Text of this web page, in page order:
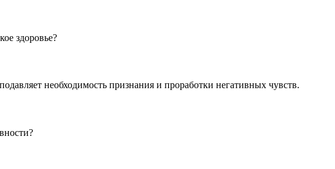
здоровье?
необходимость признания и проработки негативных чувств.